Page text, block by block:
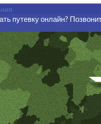
закрытая
песчаный пляж
путевку онлайн?
Возобновил работу аэропорт
аэропорт